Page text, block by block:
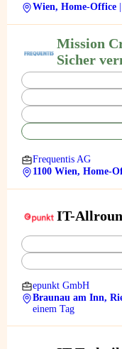
Wien, Home-Office
Mission
Sicher
- Teilzeit
Frequentis AG
1100 Wien, Home-
IT-
epunkt GmbH
Braunau am Inn,
einem Tag